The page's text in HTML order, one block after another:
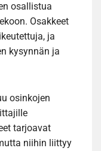
osallistua
Osakkeet
ja
kysynnän ja
osinkojen
tarjoavat
niihin liittyy